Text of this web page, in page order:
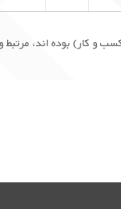
و کار) بوده اند،